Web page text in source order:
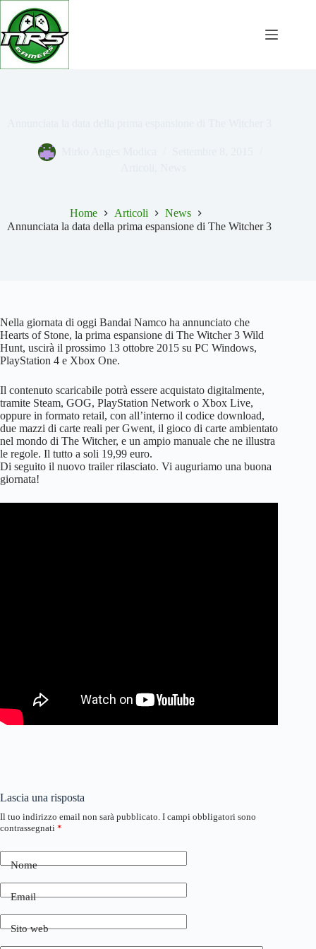
Salta
contenuto
Home Articoli
News
Annunciata la data della prima espansione di The Witcher 3
Nella giornata di oggi Bandai Namco ha annunciato che
Hearts of Stone, la prima espansione di The Witcher 3 Wild
Hunt, uscirà il prossimo 13 ottobre 2015 su PC Windows,
PlayStation 4 e Xbox One.
Il contenuto scaricabile potrà essere acquistato digitalmente,
tramite Steam, GOG, PlayStation Network o Xbox Live,
oppure in formato retail, con all’interno il codice download,
due mazzi di carte reali per Gwent, il gioco di carte ambientato
nel mondo di The Witcher, e un ampio manuale che ne illustra
le regole. Il tutto a soli 19,99 euro.
Di seguito il nuovo trailer rilasciato. Vi auguriamo una buona
giornata!
Lascia una risposta
Il tuo indirizzo email non sarà pubblicato. I campi obbligatori sono
contrassegnati *
Nome
Email
Sito web